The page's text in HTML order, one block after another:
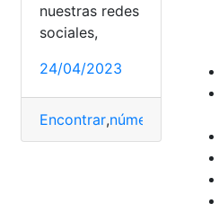
nuestras redes
sociales,
24/04/2023
Encontrar,número